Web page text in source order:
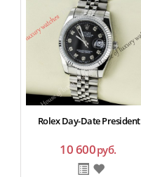
Rolex Day-Date President
10 600руб.